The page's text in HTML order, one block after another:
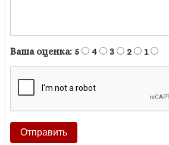
Ваша оценка: 5 4 3 2 1